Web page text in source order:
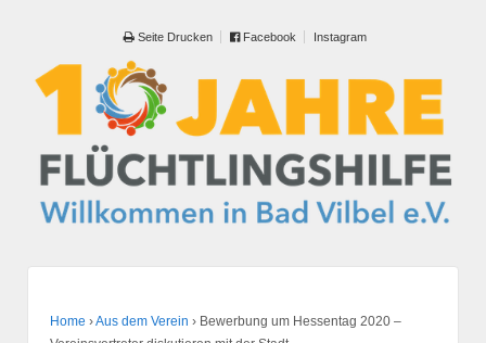
Seite Drucken Facebook Instagram
Home ›Aus dem Verein › Bewerbung um Hessentag 2020 –